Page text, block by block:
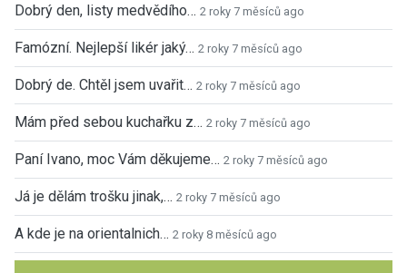
Dobrý den, listy medvědího… 2 roky 7 měsíců ago
Famózní. Nejlepší likér jaký… 2 roky 7 měsíců ago
Dobrý de. Chtěl jsem uvařit… 2 roky 7 měsíců ago
Mám před sebou kuchařku z… 2 roky 7 měsíců ago
Paní Ivano, moc Vám děkujeme… 2 roky 7 měsíců ago
Já je dělám trošku jinak,… 2 roky 7 měsíců ago
A kde je na orientalnich… 2 roky 8 měsíců ago